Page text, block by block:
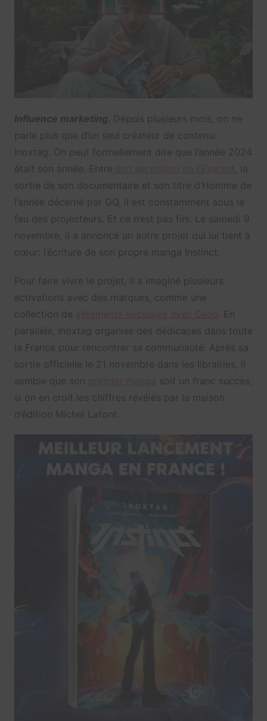
Influence marketing. Depuis plusieurs mois, on ne
parle plus que d’un seul créateur de contenu:
Inoxtag. On peut formellement dire que l’année 2024
était son année. Entre
, la
sortie de son documentaire et son titre d’Homme de
l’année décerné par GQ, il est constamment sous le
feu des projecteurs. Et ce n’est pas fini. Le samedi 9
novembre, il a annoncé un autre projet qui lui tient à
cœur: l’écriture de son propre manga Instinct.
Pour faire vivre le projet, il a imaginé plusieurs
activations avec des marques, comme une
collection de
. En
parallèle, Inoxtag organise des dédicaces dans toute
la France pour rencontrer sa communauté. Après sa
sortie officielle le 21 novembre dans les librairies, il
semble que son
soit un franc succès,
si on en croit les chiffres révélés par la maison
d’édition Michel Lafont.